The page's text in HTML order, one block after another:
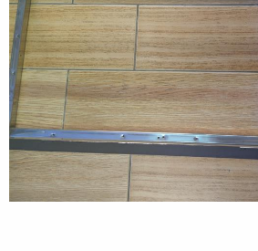
[2022 5月照片補充]2022-06-01
[2022 3月照片補充]2022-06-01
[2022 1月照片補充]2022-06-01
[軟體檢疫隔離缸的設置]2021-08-27